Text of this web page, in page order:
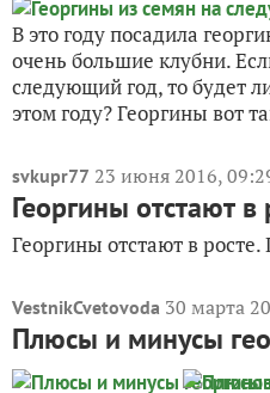
В это году посадила
очень большие клубни.
следующий год, то будет
этом году? Георгины вот
svkupr77 23 июня 2016,
Георгины отстают в
Георгины отстают в
VestnikCvetovoda 30 марта
Плюсы и минусы